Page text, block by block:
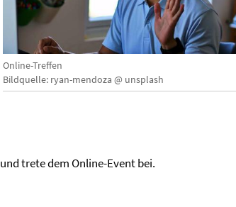
Online-Treffen
Bildquelle: ryan-mendoza @ unsplash
trete dem Online-Event bei.